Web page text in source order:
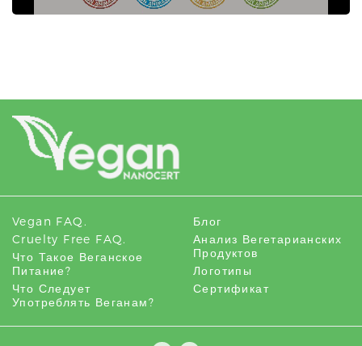
Vegan FAQ.
Cruelty Free FAQ.
Что Такое Веганское
Питание?
Что Следует
Употреблять Веганам?
Блог
Анализ Вегетарианских
Продуктов
Логотипы
Сертификат